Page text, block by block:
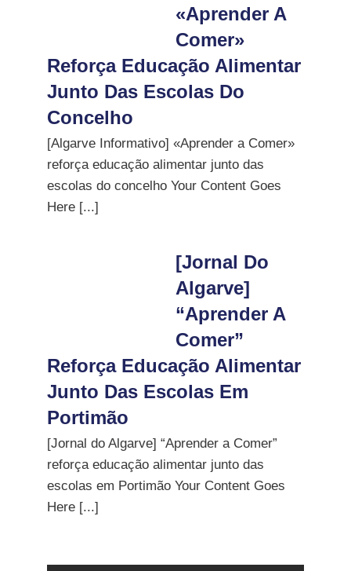
«Aprender A
Comer»
Reforça Educação Alimentar
Junto Das Escolas Do
Concelho
[Algarve Informativo] «Aprender a Comer»
reforça educação alimentar junto das
escolas do concelho Your Content Goes
Here [...]
[Jornal Do
Algarve]
“Aprender A
Comer”
Reforça Educação Alimentar
Junto Das Escolas Em
Portimão
[Jornal do Algarve] “Aprender a Comer”
reforça educação alimentar junto das
escolas em Portimão Your Content Goes
Here [...]